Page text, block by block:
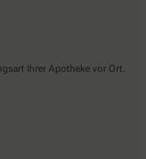
Ihrer Apotheke vor Ort.